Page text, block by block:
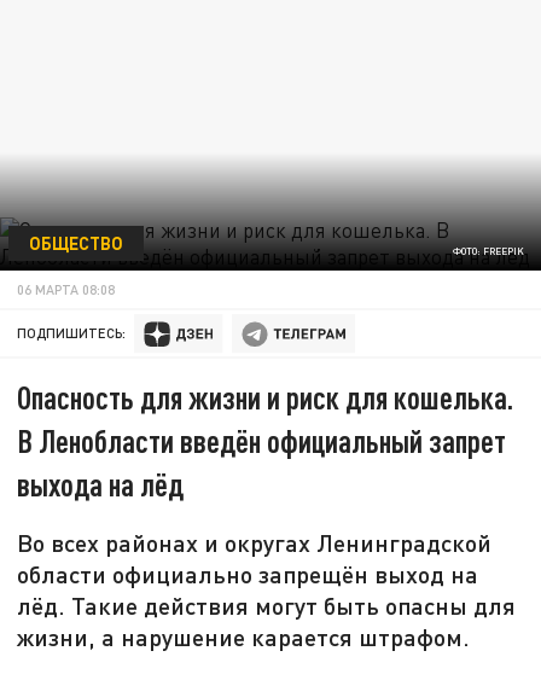
ФОТО: FREEPIK
ОБЩЕСТВО
06 МАРТА 08:08
ПОДПИШИТЕСЬ:
Опасность для жизни и риск для кошелька.
В Ленобласти введён официальный запрет
выхода на лёд
Во всех районах и округах Ленинградской
области официально запрещён выход на
лёд. Такие действия могут быть опасны для
жизни, а нарушение карается штрафом.